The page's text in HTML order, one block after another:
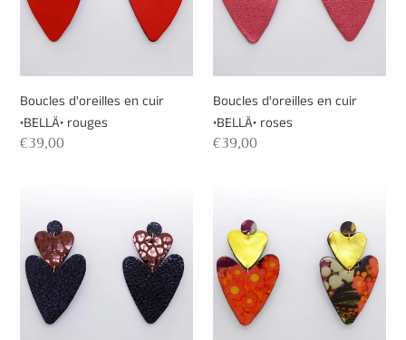
rouges
Boucles d'oreilles en cuir
•BELLÄ• rouges
Prix
€39,00
roses
Boucles d'oreilles en cuir
•BELLÄ• roses
Prix
€39,00
d'oreilles
en
cuir
•BELLÄ•
noires
d'oreilles
en
cuir
•BELLÄ•
motifs